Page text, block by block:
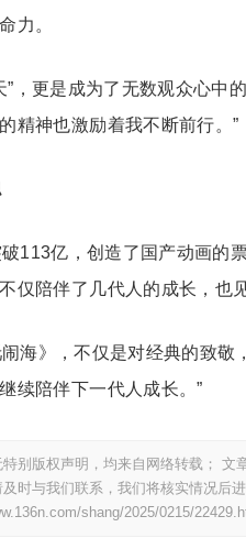
力。
”，更是成为了无数观众心中
精神也激励着我不断前行。”
破113亿，创造了国产动画
仅陪伴了几代人的成长，也
海》，不仅是对经典的致敬
续陪伴下一代人成长。”
别版权声明，均来自网络转载；
时与我们联系，我们将核实情况后
shang/2025/0215/